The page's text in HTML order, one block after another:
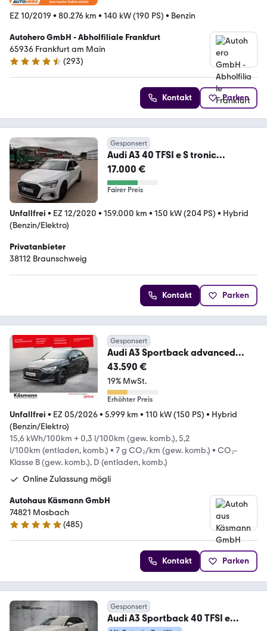
EZ 10/2019 • 80.276 km • 140 kW (190 PS) • Benzin
Autohero GmbH - Abholfiliale Frankfurt
65936 Frankfurt am Main
4.6 Sterne
(293)
Kontakt Parken
Gesponsert
Audi A3 40 TFSI e S tronic
Sportback 8Y | MATRIX |ACC
17.000 €
Fairer Preis
Unfallfrei • EZ 12/2020 • 159.000 km • 150 kW (204 PS) • Hybrid
(Benzin/Elektro)
Privatanbieter
38112 Braunschweig
Kontakt Parken
Gesponsert
Audi A3 Sportback advanced
40TFSIe LED NAV KAM ACC SH
43.590 €
19% MwSt.
Erhöhter Preis
Unfallfrei • EZ 05/2026• 5.999 km • 110 kW (150 PS) • Hybrid
(Benzin/Elektro)
15,6 kWh/100km + 0,3 l/100km (gew. komb.), 5,2
l/100km (entladen, komb.) • 7 g CO₂/km (gew. komb.) • CO₂-
Klasse B (gew. komb.), D (entladen, komb.)
Online Zulassung mögli
Autohaus Käsmann GmbH
74821 Mosbach
4.8 Sterne
(485)
Kontakt Parken
Gesponsert
Audi A3 Sportback 40 TFSI e